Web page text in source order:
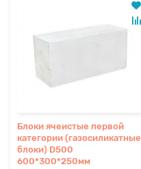
Блоки ячеистые первой
категории (газосиликатные
блоки) D500
600*300*250мм